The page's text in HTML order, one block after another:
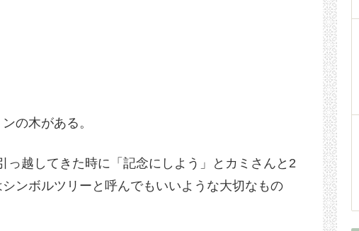
の木がある。
越してきた時に「記念にしよう」とカミさんと2
ンボルツリーと呼んでもいいような大切なもの